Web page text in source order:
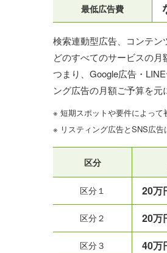
最低広告費
検索連動型広告、コンテン
どのすべてのサービスの月
つまり、Google広告・
ング広告の月額ご予算を元
※ 短期スポットや要件によっ
※ リスティング広告とSNS広
区分
区分１ 20万
区分２ 20万
区分３ 40万